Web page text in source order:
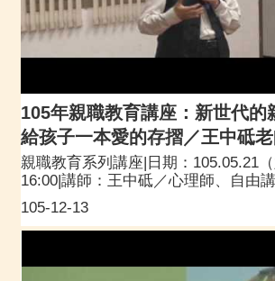
105年親職教育講座：新世代
給孩子一本愛的存摺／王中砥
105-12-13
親職教育系列講座|日期：105.05.21
16:00|講師：王中砥／心理師、自由